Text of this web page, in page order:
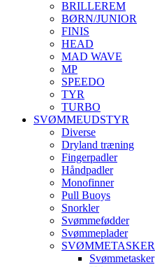
BRILLEREM
BØRN/JUNIOR
FINIS
HEAD
MAD WAVE
MP
SPEEDO
TYR
TURBO
SVØMMEUDSTYR
Diverse
Dryland træning
Fingerpadler
Håndpadler
Monofinner
Pull Buoys
Snorkler
Svømmefødder
Svømmeplader
SVØMMETASKER
Svømmetasker